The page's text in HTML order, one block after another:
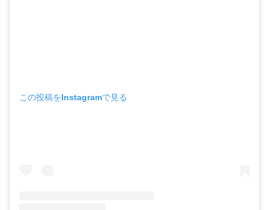
この投稿をInstagramで見る